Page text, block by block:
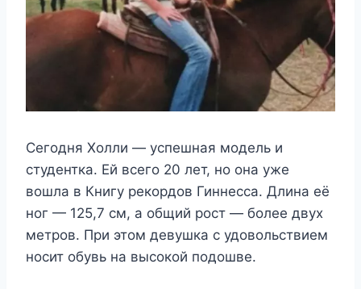
Сегодня Холли — успешная модель и
студентка. Ей всего 20 лет, но она уже
вошла в Книгу рекордов Гиннесса. Длина её
ног — 125,7 см, а общий рост — более двух
метров. При этом девушка с удовольствием
носит обувь на высокой подошве.